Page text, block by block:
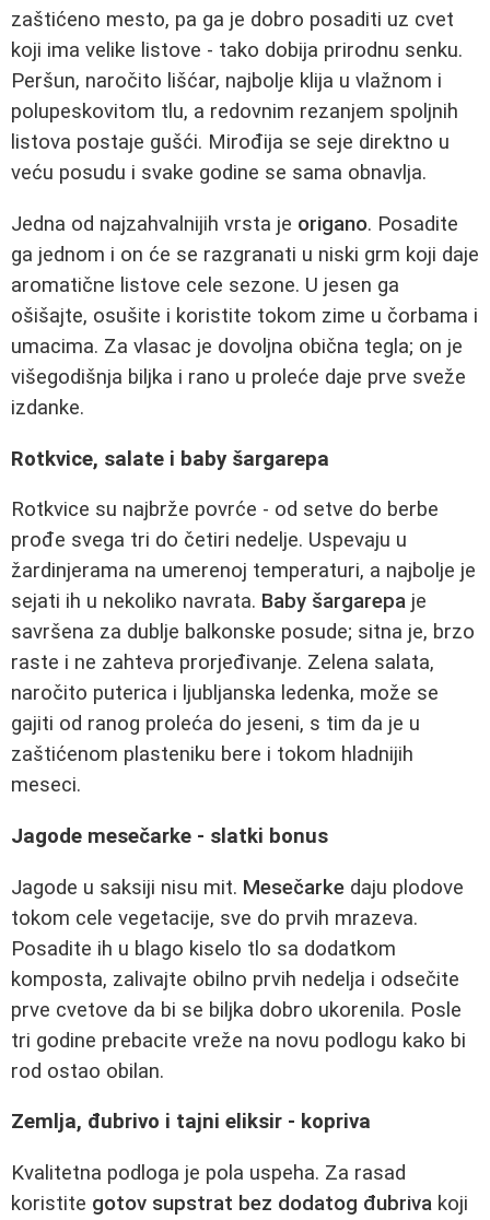
zaštićeno mesto, pa ga je dobro posaditi uz cvet
koji ima velike listove - tako dobija prirodnu senku.
Peršun, naročito lišćar, najbolje klija u vlažnom i
polupeskovitom tlu, a redovnim rezanjem spoljnih
listova postaje gušći. Mirođija se seje direktno u
veću posudu i svake godine se sama obnavlja.
Jedna od najzahvalnijih vrsta je origano. Posadite
ga jednom i on će se razgranati u niski grm koji daje
aromatične listove cele sezone. U jesen ga
ošišajte, osušite i koristite tokom zime u čorbama i
umacima. Za vlasac je dovoljna obična tegla; on je
višegodišnja biljka i rano u proleće daje prve sveže
izdanke.
Rotkvice, salate i baby šargarepa
Rotkvice su najbrže povrće - od setve do berbe
prođe svega tri do četiri nedelje. Uspevaju u
žardinjerama na umerenoj temperaturi, a najbolje je
sejati ih u nekoliko navrata. Baby šargarepa je
savršena za dublje balkonske posude; sitna je, brzo
raste i ne zahteva prorjeđivanje. Zelena salata,
naročito puterica i ljubljanska ledenka, može se
gajiti od ranog proleća do jeseni, s tim da je u
zaštićenom plasteniku bere i tokom hladnijih
meseci.
Jagode mesečarke - slatki bonus
Jagode u saksiji nisu mit. Mesečarke daju plodove
tokom cele vegetacije, sve do prvih mrazeva.
Posadite ih u blago kiselo tlo sa dodatkom
komposta, zalivajte obilno prvih nedelja i odsečite
prve cvetove da bi se biljka dobro ukorenila. Posle
tri godine prebacite vreže na novu podlogu kako bi
rod ostao obilan.
Zemlja, đubrivo i tajni eliksir - kopriva
Kvalitetna podloga je pola uspeha. Za rasad
koristite gotov supstrat bez dodatog đubriva koji